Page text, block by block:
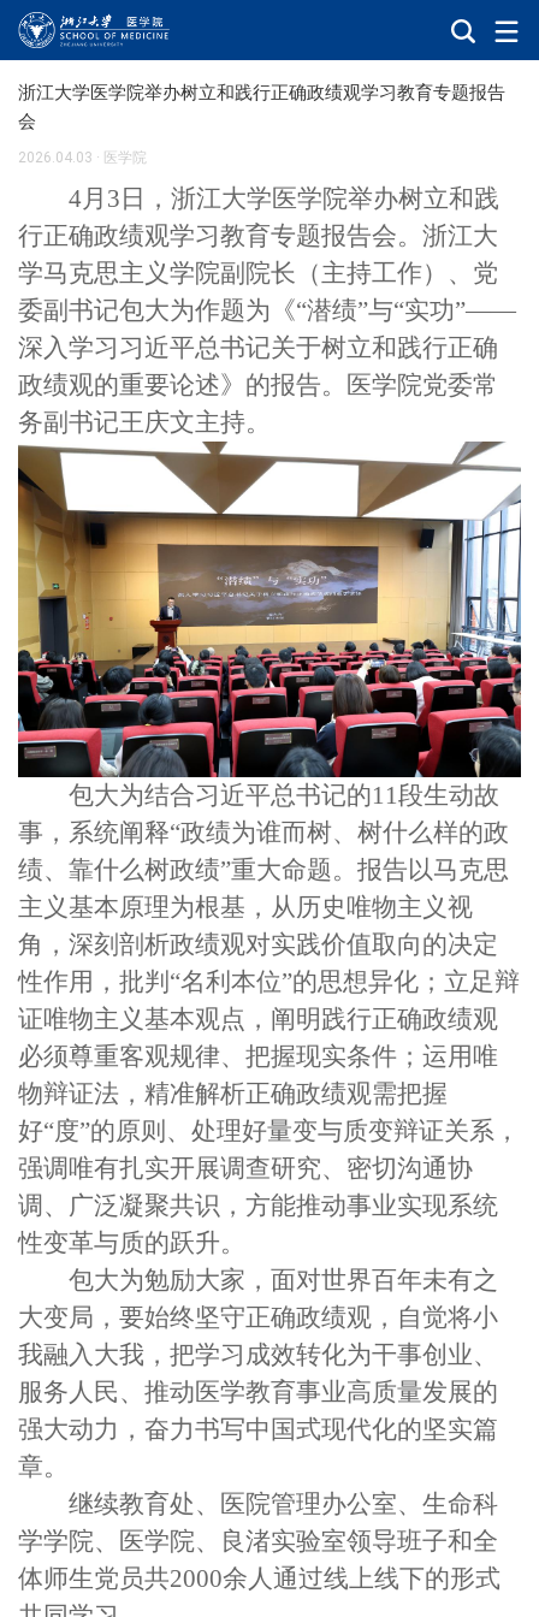
浙江大学医学院举办树立和践行正确政绩观学习教育专题报告
会
2026.04.03 · 医学院
4月 3 日，浙江大学医学院举办树立和践
行正确政绩观学习教育专题报告会。浙江大
学马克思主义学院副院长（主持工作）、党
委副书记包大为作题为《“潜绩”与“实功”——
深入学习习近平总书记关于树立和践行正确
政绩观的重要论述》的报告。医学院党委常
务副书记王庆文主持。
包大为结合习近平总书记的11段生动故
事，系统阐释“政绩为谁而树、树什么样的政
绩、靠什么树政绩”重大命题。报告以马克思
主义基本原理为根基，从历史唯物主义视
角，深刻剖析政绩观对实践价值取向的决定
性作用，批判“名利本位”的思想异化；立足辩
证唯物主义基本观点，阐明践行正确政绩观
必须尊重客观规律、把握现实条件；运用唯
物辩证法，精准解析正确政绩观需把握
好“度”的原则、处理好量变与质变辩证关系，
强调唯有扎实开展调查研究、密切沟通协
调、广泛凝聚共识，方能推动事业实现系统
性变革与质的跃升。
包大为勉励大家，面对世界百年未有之
大变局，要始终坚守正确政绩观，自觉将小
我融入大我，把学习成效转化为干事创业、
服务人民、推动医学教育事业高质量发展的
强大动力，奋力书写中国式现代化的坚实篇
章。
继续教育处、医院管理办公室、生命科
学学院、医学院、良渚实验室领导班子和全
体师生党员共2000余人通过线上线下的形式